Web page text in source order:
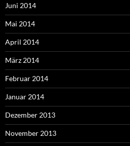
Juni 2014
Mai 2014
April 2014
März 2014
Februar 2014
Januar 2014
Dezember 2013
November 2013